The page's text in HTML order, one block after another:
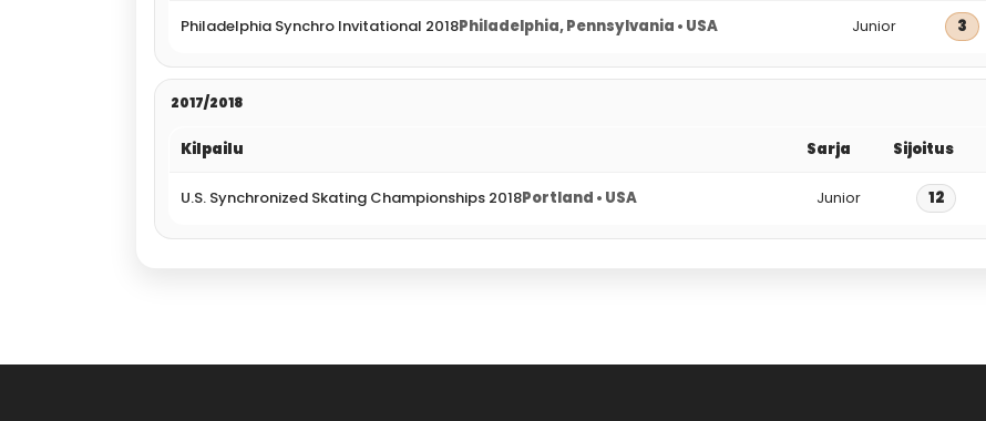
Philadelphia Synchro Invitational 2018Philadelphia, Pennsylvania • USA Junior 3
2017/2018
Kilpailu Sarja Sijoitus
U.S. Synchronized Skating Championships 2018Portland • USA Junior 12